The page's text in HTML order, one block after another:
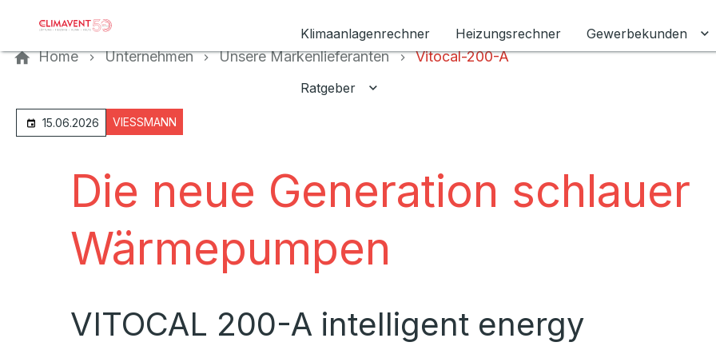
Klimaanlagenrechner
Heizungsrechner Gewerbekunden
Ratgeber Untermenü für Ratgeber umschalten
Home Unternehmen Unsere Markenlieferanten Vitocal-200-A
15.06.2026 VIESSMANN
Die neue Generation schlauer
Wärmepumpen
VITOCAL 200-A intelligent energy